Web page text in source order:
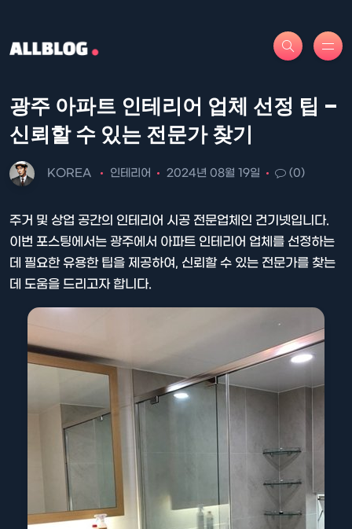
광주 아파트 인테리어 업체 선정 팁 –
신뢰할 수 있는 전문가 찾기
KOREA 인테리어 2024년 08월 19일 (0)
주거 및 상업 공간의 인테리어 시공 전문업체인 건기넷입니다.
이번 포스팅에서는 광주에서 아파트 인테리어 업체를 선정하는
데 필요한 유용한 팁을 제공하여, 신뢰할 수 있는 전문가를 찾는
데 도움을 드리고자 합니다.